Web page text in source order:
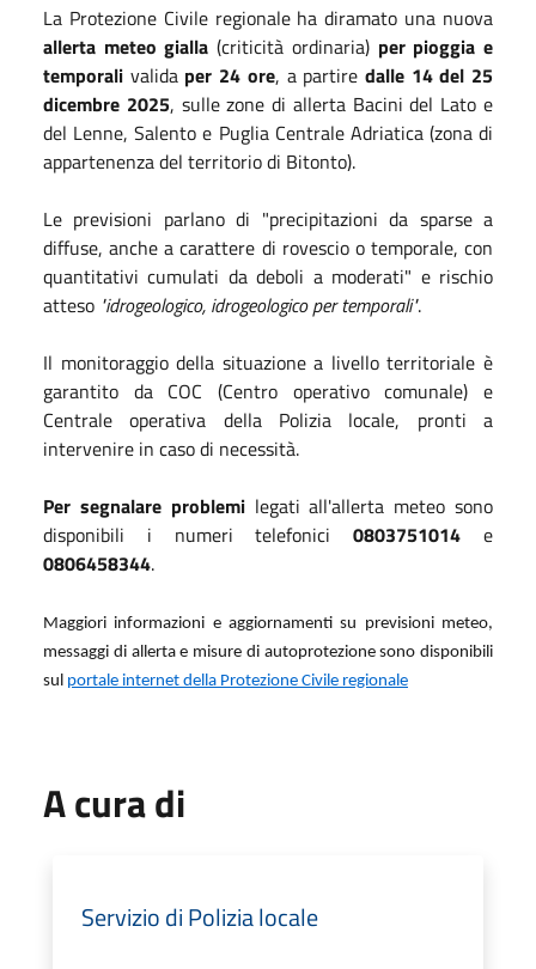
La Protezione Civile regionale ha diramato una nuova
allerta meteo gialla (criticità ordinaria) per pioggia e
temporali valida per 24 ore, a partire dalle 14 del 25
dicembre 2025, sulle zone di allerta Bacini del Lato e
del Lenne, Salento e Puglia Centrale Adriatica (zona di
appartenenza del territorio di Bitonto).
Le previsioni parlano di "precipitazioni da sparse a
diffuse, anche a carattere di rovescio o temporale, con
quantitativi cumulati da deboli a moderati" e rischio
atteso "idrogeologico, idrogeologico per temporali".
Il monitoraggio della situazione a livello territoriale è
garantito da COC (Centro operativo comunale) e
Centrale operativa della Polizia locale, pronti a
intervenire in caso di necessità.
Per segnalare problemilegati all'allerta meteo sono
disponibili i numeri telefonici0803751014 e
0806458344.
Maggiori informazioni e aggiornamenti su previsioni meteo,
messaggi di allerta e misure di autoprotezione sono disponibili
sul portale internet della Protezione Civile regionale
A cura di
Servizio di Polizia locale